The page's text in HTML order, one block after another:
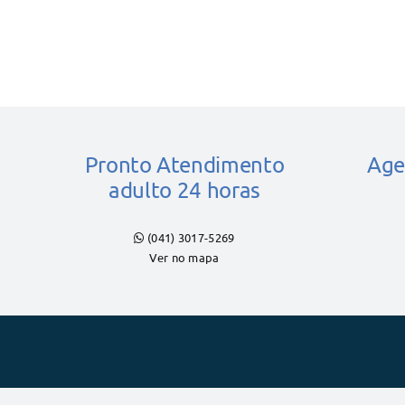
Pronto Atendimento
adulto 24 horas
(041) 3017-5269
Ver no mapa